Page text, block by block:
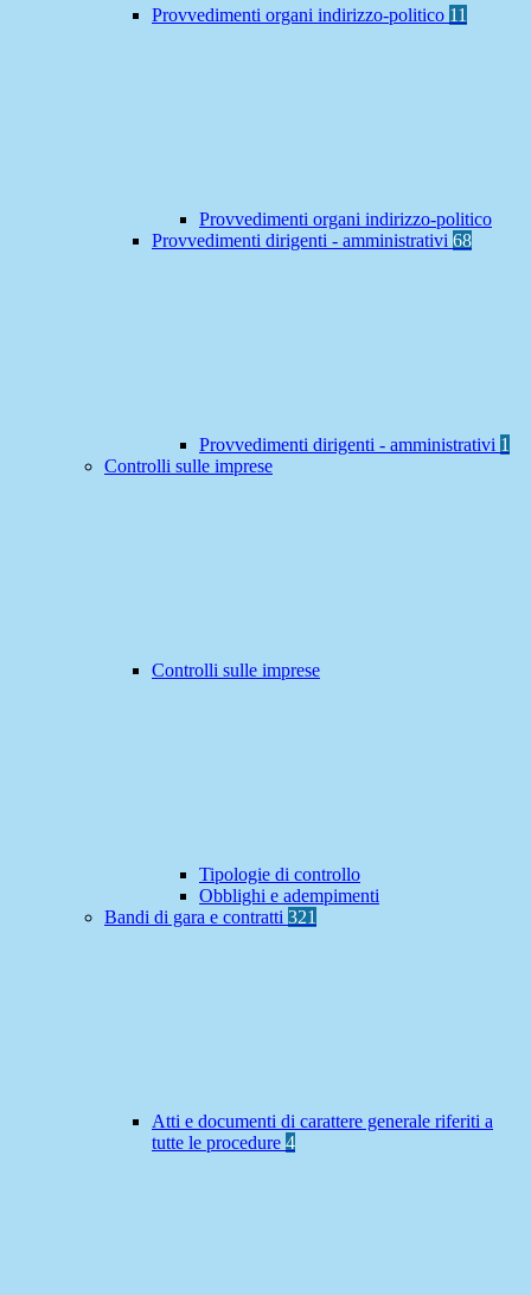
Provvedimenti organi indirizzo-politico 11
Provvedimenti organi indirizzo-politico
Provvedimenti dirigenti - amministrativi 68
Provvedimenti dirigenti - amministrativi 1
Controlli sulle imprese
Controlli sulle imprese
Tipologie di controllo
Obblighi e adempimenti
Bandi di gara e contratti 321
Atti e documenti di carattere generale riferiti a
tutte le procedure 4